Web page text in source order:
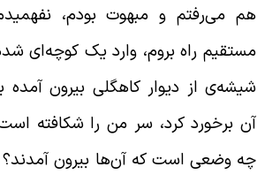
می‌رفتم و مبهوت بودم،
راه بروم، وارد یک کوچه‌‌ای
از دیوار کاهگلی بیرون آمده
برخورد کرد، سر من را شکافته است.
وضعی است که آن‌ها بیرون آمدند؟